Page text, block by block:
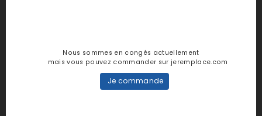
personne n'a encore posté d'avis
Nous sommes en congés actuellement
mais vous pouvez commander sur jeremplace.com
Je commande